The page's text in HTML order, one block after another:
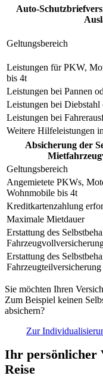
Auto-
Geltungsbereich
Leistungen für PKW,
bis 4t
Leistungen bei Pannen
Leistungen bei Diebstahl
Leistungen bei
Weitere Hilfeleistungen
Absicherung der
Geltungsbereich
Angemietete PKWs,
Wohnmobile bis 4t
Kreditkartenzahlung
Maximale Mietdauer
Erstattung des
Erstattung des
Fahrzeugteilversicherung
Sie möchten Ihren
Zum Beispiel keinen
absichern?
Zur
Ihr persönlicher
Reise